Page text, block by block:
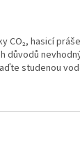
CO₂, hasicí
důvodů
studenou